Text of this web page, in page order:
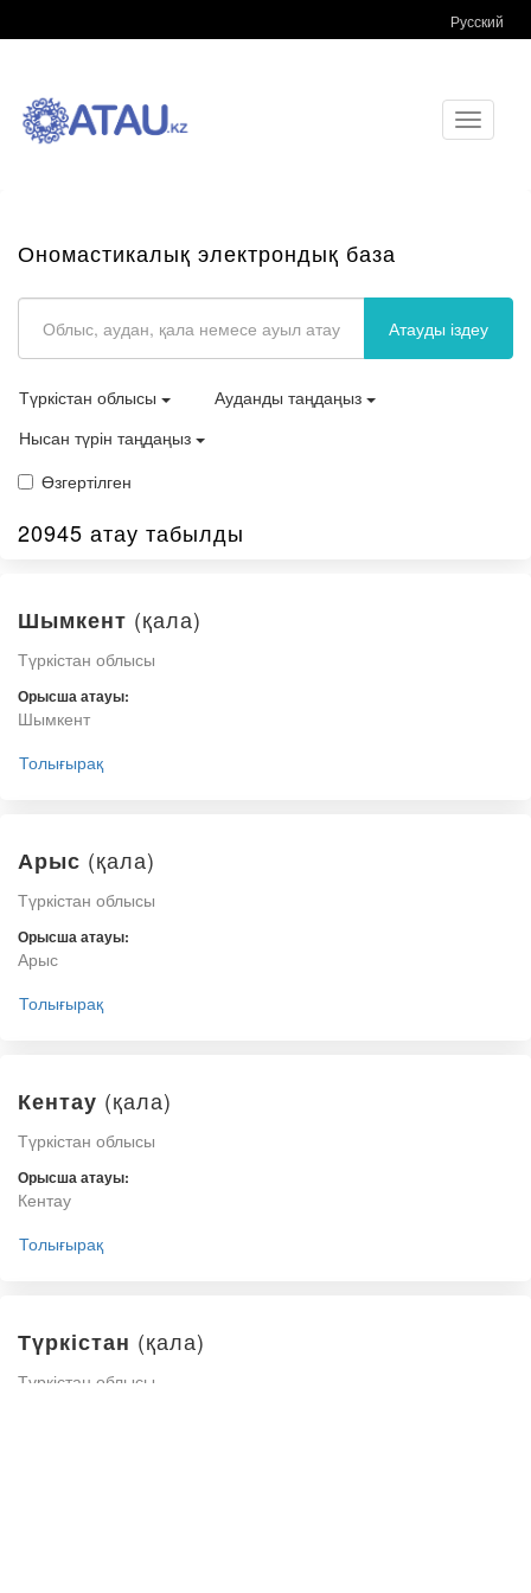
Русский
Toggle
Ономастикалық электрондық база
Атауды іздеу
Түркістан облысы
Ауданды таңдаңыз
Нысан түрін таңдаңыз
Өзгертілген
20945 атау табылды
Шымкент (қала)
Түркістан облысы
Орысша атауы:
Шымкент
Толығырақ
Арыс (қала)
Түркістан облысы
Орысша атауы:
Арыс
Толығырақ
Кентау (қала)
Түркістан облысы
Орысша атауы:
Кентау
Толығырақ
Түркістан (қала)
Түркістан облысы